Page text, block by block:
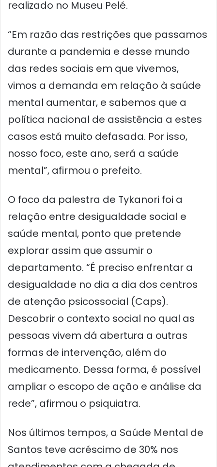
realizado no Museu Pelé.
“Em razão das restrições que passamos
durante a pandemia e desse mundo
das redes sociais em que vivemos,
vimos a demanda em relação à saúde
mental aumentar, e sabemos que a
política nacional de assistência a estes
casos está muito defasada. Por isso,
nosso foco, este ano, será a saúde
mental”, afirmou o prefeito.
O foco da palestra de Tykanori foi a
relação entre desigualdade social e
saúde mental, ponto que pretende
explorar assim que assumir o
departamento. “É preciso enfrentar a
desigualdade no dia a dia dos centros
de atenção psicossocial (Caps).
Descobrir o contexto social no qual as
pessoas vivem dá abertura a outras
formas de intervenção, além do
medicamento. Dessa forma, é possível
ampliar o escopo de ação e análise da
rede”, afirmou o psiquiatra.
Nos últimos tempos, a Saúde Mental de
Santos teve acréscimo de 30% nos